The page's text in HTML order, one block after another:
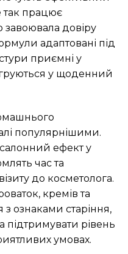
так працює
завоювала довіру
адаптовані під
приємні у
у щоденний
популярнішими.
ефект у
час та
до косметолога.
кремів та
ознаками старіння,
підтримувати рівень
умовах.